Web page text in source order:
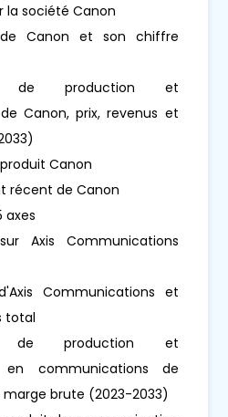
la société Canon
de Canon et son chiffre
de production et
Canon, prix, revenus et
Canon
récent de Canon
axes
Axis Communications
Communications et
total
de production et
en communications de
marge brute (2023-2033)